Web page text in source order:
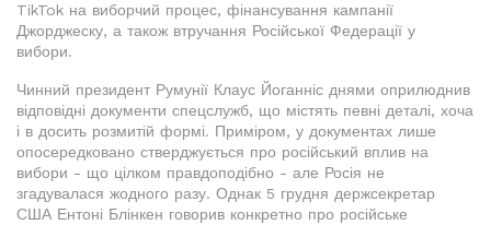
TikTok на виборчий процес, фінансування кампанії
Джорджеску, а також втручання Російської Федерації у
вибори.
Чинний президент Румунії Клаус Йоганніс днями оприлюднив
відповідні документи спецслужб, що містять певні деталі, хоча
і в досить розмитій формі. Приміром, у документах лише
опосередковано стверджується про російський вплив на
вибори - що цілком правдоподібно - але Росія не
згадувалася жодного разу. Однак 5 грудня держсекретар
США Ентоні Блінкен говорив конкретно про російське